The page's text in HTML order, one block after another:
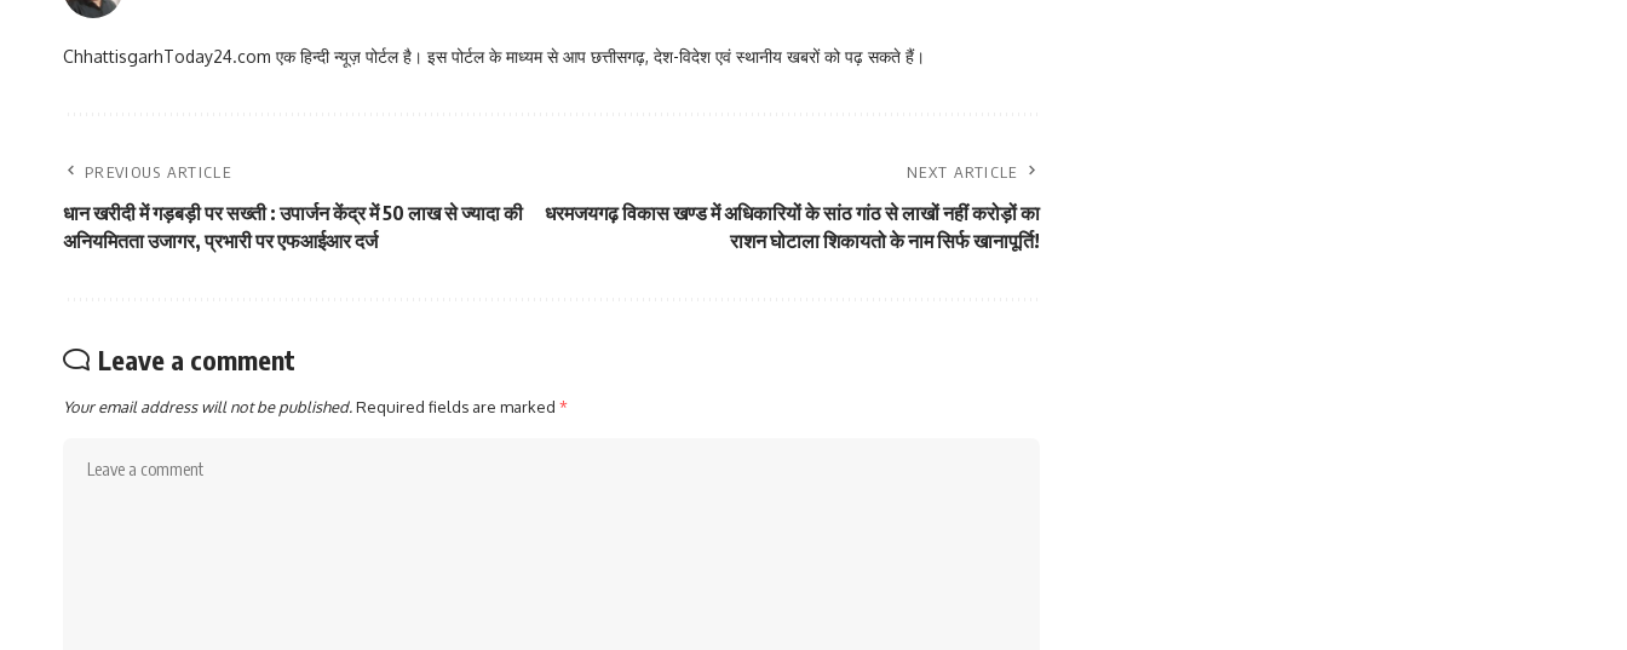
ChhattisgarhToday24.com एक हिन्दी न्यूज़ पोर्टल है। इस पोर्टल के माध्यम से आप छत्तीसगढ़, देश-विदेश एवं स्थानीय खबरों को पढ़ सकते हैं।
PREVIOUS ARTICLE
धान खरीदी में गड़बड़ी पर सख्ती : उपार्जन केंद्र में 50 लाख से ज्यादा की
अनियमितता उजागर, प्रभारी पर एफआईआर दर्ज
NEXT ARTICLE
धरमजयगढ़ विकास खण्ड में अधिकारियों के सांठ गांठ से लाखों नहीं करोड़ों का
राशन घोटाला शिकायतो के नाम सिर्फ खानापूर्ति!
Leave a comment
Your email address will not be published.Required fields are marked *